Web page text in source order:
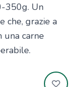
350g. Un
che, grazie a
una carne